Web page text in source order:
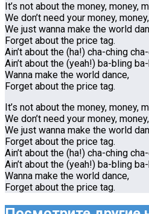
It’s not about the money, money,
We don’t need your money,
We just wanna make the world
Forget about the price tag.
Ain’t about the (ha!) cha-ching
Ain’t about the (yeah!) ba-bling
Wanna make the world dance,
Forget about the price tag.
It’s not about the money, money,
We don’t need your money,
We just wanna make the world
Forget about the price tag.
Ain’t about the (ha!) cha-ching
Ain’t about the (yeah!) ba-bling
Wanna make the world dance,
Forget about the price tag.